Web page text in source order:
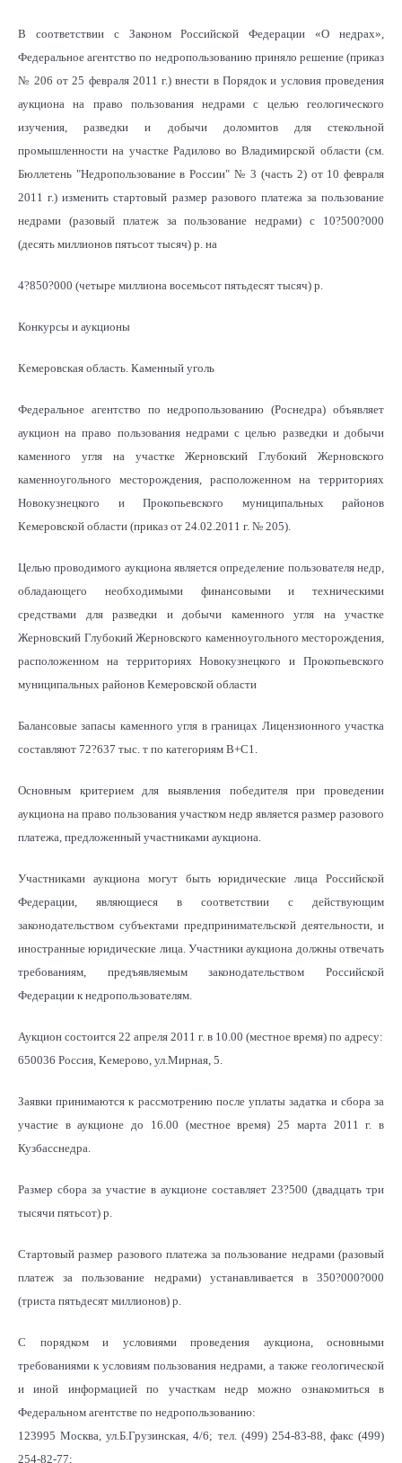
В соответствии с Законом Российской Федерации «О недрах»,
Федеральное агентство по недропользованию приняло решение (приказ
№ 206 от 25 февраля 2011 г.) внести в Порядок и условия проведения
аукциона на право пользования недрами с целью геологического
изучения, разведки и добычи доломитов для стекольной
промышленности на участке Радилово во Владимирской области (см.
Бюллетень "Недропользование в России" № 3 (часть 2) от 10 февраля
2011 г.) изменить стартовый размер разового платежа за пользование
недрами (разовый платеж за пользование недрами) с 10?500?000
(десять миллионов пятьсот тысяч) р. на
4?850?000 (четыре миллиона восемьсот пятьдесят тысяч) р.
Конкурсы и аукционы
Кемеровская область. Каменный уголь
Федеральное агентство по недропользованию (Роснедра) объявляет
аукцион на право пользования недрами с целью разведки и добычи
каменного угля на участке Жерновский Глубокий Жерновского
каменноугольного месторождения, расположенном на территориях
Новокузнецкого и Прокопьевского муниципальных районов
Кемеровской области (приказ от 24.02.2011 г. № 205).
Целью проводимого аукциона является определение пользователя недр,
обладающего необходимыми финансовыми и техническими
средствами для разведки и добычи каменного угля на участке
Жерновский Глубокий Жерновского каменноугольного месторождения,
расположенном на территориях Новокузнецкого и Прокопьевского
муниципальных районов Кемеровской области
Балансовые запасы каменного угля в границах Лицензионного участка
составляют 72?637 тыс. т по категориям В+С1.
Основным критерием для выявления победителя при проведении
аукциона на право пользования участком недр является размер разового
платежа, предложенный участниками аукциона.
Участниками аукциона могут быть юридические лица Российской
Федерации, являющиеся в соответствии с действующим
законодательством субъектами предпринимательской деятельности, и
иностранные юридические лица. Участники аукциона должны отвечать
требованиям, предъявляемым законодательством Российской
Федерации к недропользователям.
Аукцион состоится 22 апреля 2011 г. в 10.00 (местное время) по адресу:
650036 Россия, Кемерово, ул.Мирная, 5.
Заявки принимаются к рассмотрению после уплаты задатка и сбора за
участие в аукционе до 16.00 (местное время) 25 марта 2011 г. в
Кузбасснедра.
Размер сбора за участие в аукционе составляет 23?500 (двадцать три
тысячи пятьсот) р.
Стартовый размер разового платежа за пользование недрами (разовый
платеж за пользование недрами) устанавливается в 350?000?000
(триста пятьдесят миллионов) р.
С порядком и условиями проведения аукциона, основными
требованиями к условиям пользования недрами, а также геологической
и иной информацией по участкам недр можно ознакомиться в
Федеральном агентстве по недропользованию:
123995 Москва, ул.Б.Грузинская, 4/6; тел. (499) 254-83-88, факс (499)
254-82-77;